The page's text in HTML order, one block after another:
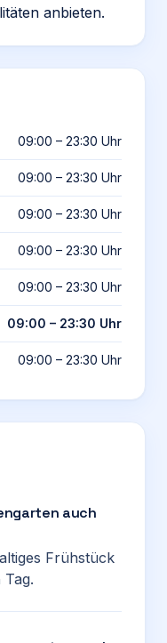
anbieten.
09:00 – 23:30 Uhr
09:00 – 23:30 Uhr
09:00 – 23:30 Uhr
09:00 – 23:30 Uhr
09:00 – 23:30 Uhr
09:00 – 23:30 Uhr
09:00 – 23:30 Uhr
auch
Frühstück